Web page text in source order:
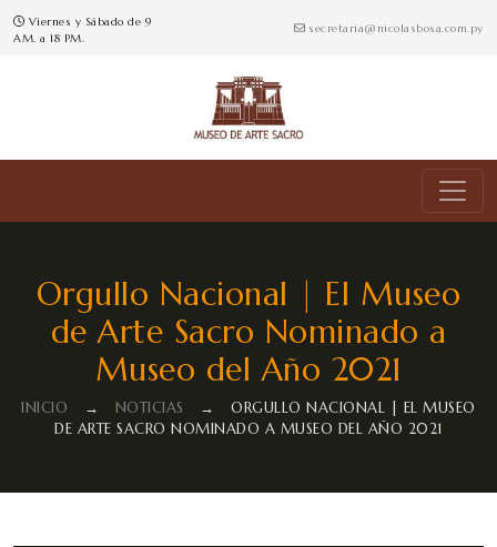
Viernes y Sábado de 9
AM. a 18 PM.
secretaria@nicolasbosa.com.py
Orgullo Nacional | El Museo
de Arte Sacro Nominado a
Museo del Año 2021
INICIO → NOTICIAS →
ORGULLO NACIONAL | EL MUSEO
DE ARTE SACRO NOMINADO A MUSEO DEL AÑO 2021